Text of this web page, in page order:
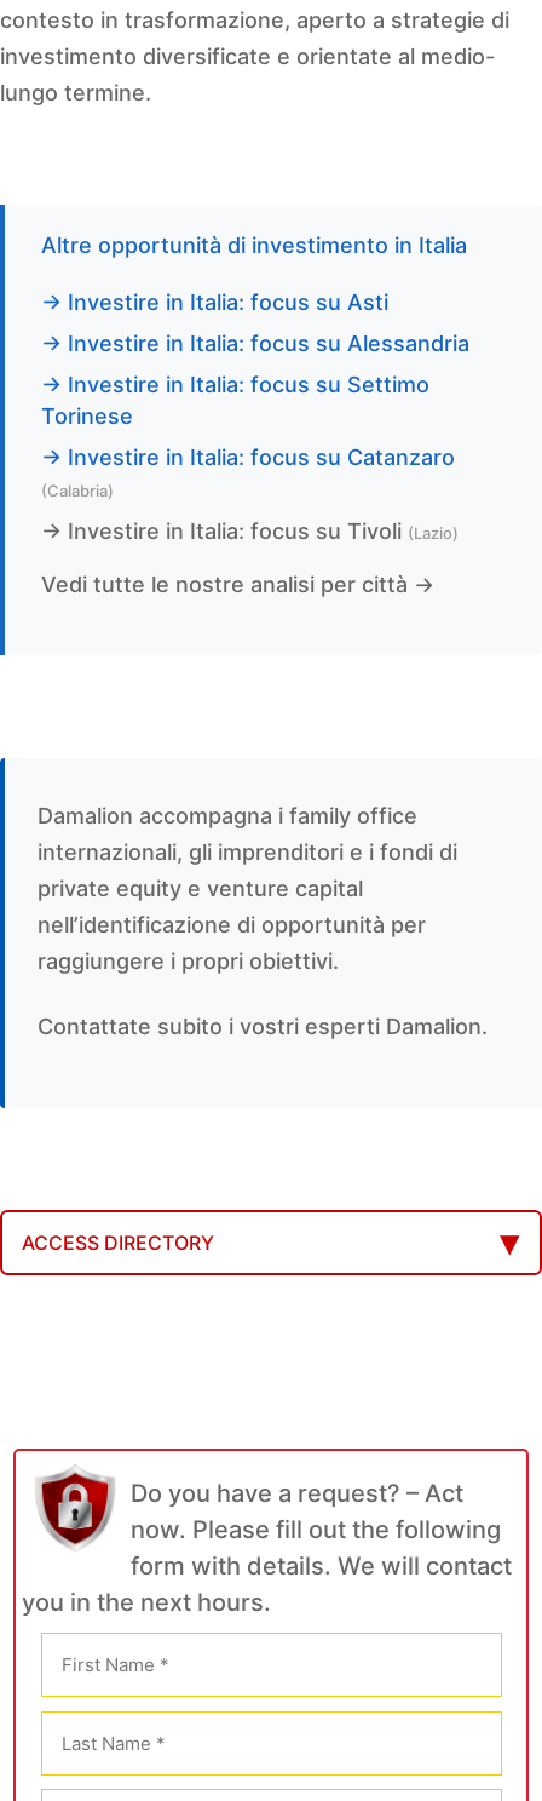
contesto in trasformazione, aperto a strategie di
investimento diversificate e orientate al medio-
lungo termine.
Altre opportunità di investimento in Italia
→ Investire in Italia: focus su Asti
→ Investire in Italia: focus su Alessandria
→ Investire in Italia: focus su Settimo
Torinese
→ Investire in Italia: focus su Catanzaro
(Calabria)
→ Investire in Italia: focus su Tivoli (Lazio)
Vedi tutte le nostre analisi per città →
Damalion accompagna i family office
internazionali, gli imprenditori e i fondi di
private equity e venture capital
nell’identificazione di opportunità per
raggiungere i propri obiettivi.
Contattate subito i vostri esperti Damalion.
ACCESS DIRECTORY
Do you have a request? – Act
now. Please fill out the following
form with details. We will contact
you in the next hours.